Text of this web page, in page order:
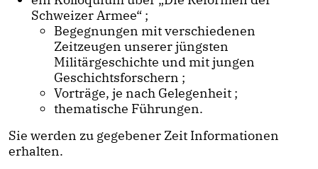
Schweizer Armee“ ;
Begegnungen mit verschiedenen
Zeitzeugen unserer jüngsten
Militärgeschichte und mit jungen
Geschichtsforschern ;
Vorträge, je nach Gelegenheit ;
thematische Führungen.
Sie werden zu gegebener Zeit Informationen
erhalten.